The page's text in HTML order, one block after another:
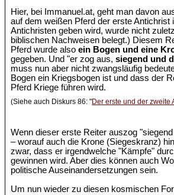
Hier, bei Immanuel.at, geht man davon
auf dem weißen Pferd der erste Antichrist
Antichristen geben wird, wurde nicht
biblischen Nachweisen belegt.) Diesem
Pferd wurde alsoein Bogen und eine
gegeben. Und "er zog aus,siegend und
muss nun aber nicht zwangsläufig
Bogen ein Kriegsbogen ist und dass der
Pferd Kriege führen wird.
(Siehe auch Diskurs 86: "Der erste und der zweite
Wenn dieser erste Reiter auszog
– worauf auch die Krone (Siegeskranz)
zwar, dass er irgendwelche "Kämpfe"
gewinnen wird. Aber dies können auch
politische Auseinandersetzungen sein.
Um nun wieder zu diesen kosmischen